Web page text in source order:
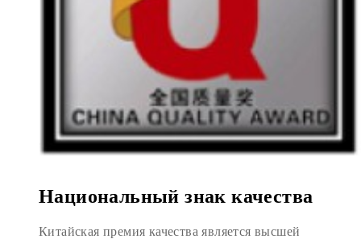
Национальный знак качества
Китайская премия качества является высшей